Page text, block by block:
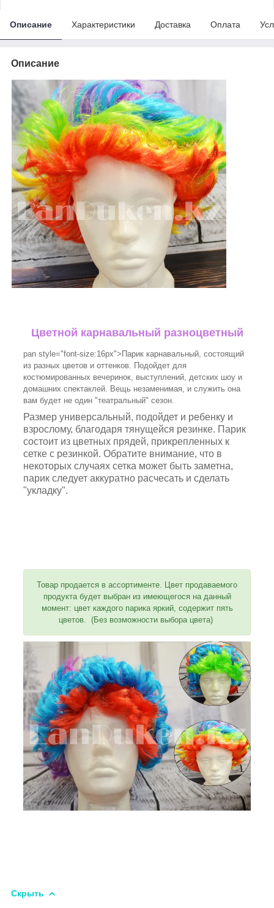
Описание Характеристики Доставка Оплата
Описание
Цветной карнавальный разноцветный
pan style="font-size:16px">Парик карнавальный, состоящий
из разных цветов и оттенков. Подойдет для
костюмированных вечеринок, выступлений, детских шоу и
домашних спектаклей. Вещь незаменимая, и служить она
вам будет не один "театральный" сезон.
Размер универсальный, подойдет и ребенку и
взрослому, благодаря тянущейся резинке. Парик
состоит из цветных прядей, прикрепленных к
сетке с резинкой. Обратите внимание, что в
некоторых случаях сетка может быть заметна,
парик следует аккуратно расчесать и сделать
"укладку".
Товар продается в ассортименте. Цвет продаваемого
продукта будет выбран из имеющегося на данный
момент: цвет каждого парика яркий, содержит пять
цветов. (Без возможности выбора цвета)
Скрыть